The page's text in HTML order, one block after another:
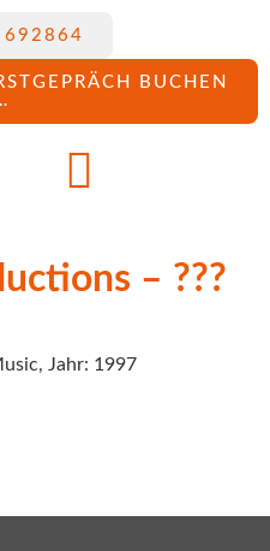
BUCHEN
– ???
Jahr: 1997